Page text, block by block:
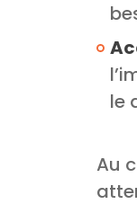
le
Au